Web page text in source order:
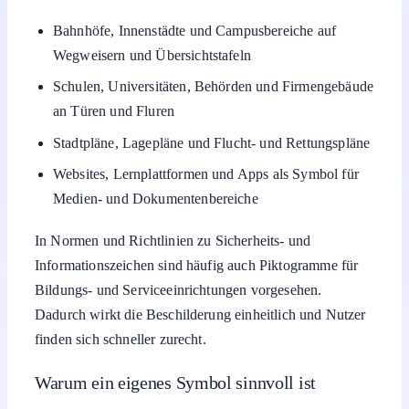
Bahnhöfe, Innenstädte und Campusbereiche auf
Wegweisern und Übersichtstafeln
Schulen, Universitäten, Behörden und Firmengebäude
an Türen und Fluren
Stadtpläne, Lagepläne und Flucht- und Rettungspläne
Websites, Lernplattformen und Apps als Symbol für
Medien- und Dokumentenbereiche
In Normen und Richtlinien zu Sicherheits- und
Informationszeichen sind häufig auch Piktogramme für
Bildungs- und Serviceeinrichtungen vorgesehen.
Dadurch wirkt die Beschilderung einheitlich und Nutzer
finden sich schneller zurecht.
Warum ein eigenes Symbol sinnvoll ist